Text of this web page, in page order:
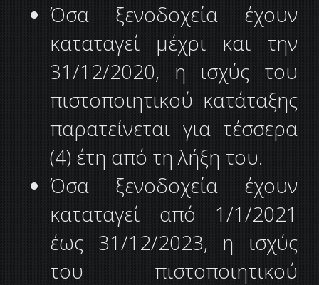
Όσα ξενοδοχεία έχουν
καταταγεί μέχρι και την
31/12/2020, η ισχύς του
πιστοποιητικού κατάταξης
παρατείνεται για τέσσερα
(4) έτη από τη λήξη του.
Όσα ξενοδοχεία έχουν
καταταγεί από 1/1/2021
έως 31/12/2023, η ισχύς
του πιστοποιητικού